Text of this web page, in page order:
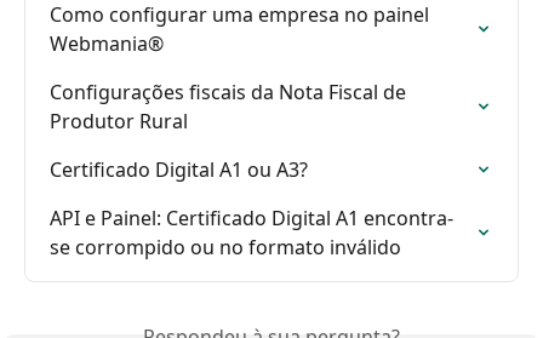
Como configurar uma empresa no painel
Webmania®
Configurações fiscais da Nota Fiscal de
Produtor Rural
Certificado Digital A1 ou A3?
API e Painel: Certificado Digital A1 encontra-
se corrompido ou no formato inválido